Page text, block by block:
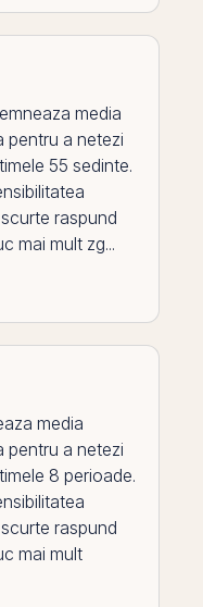
media
pentru a netezi
55 sedinte.
raspund
mai mult zg...
media
pentru a netezi
8 perioade.
raspund
mai mult